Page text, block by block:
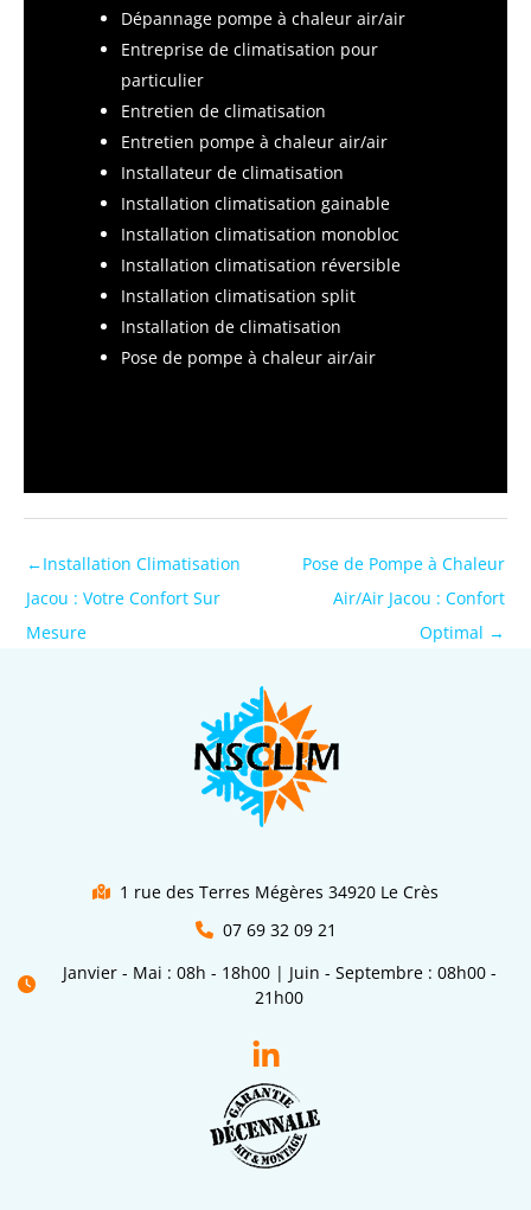
Dépannage pompe à chaleur air/air
Entreprise de climatisation pour
particulier
Entretien de climatisation
Entretien pompe à chaleur air/air
Installateur de climatisation
Installation climatisation gainable
Installation climatisation monobloc
Installation climatisation réversible
Installation climatisation split
Installation de climatisation
Pose de pompe à chaleur air/air
←Installation Climatisation
Jacou : Votre Confort Sur
Mesure
Pose de Pompe à Chaleur
Air/Air Jacou : Confort
Optimal →
1 rue des Terres Mégères 34920 Le Crès
07 69 32 09 21
Janvier - Mai : 08h - 18h00 | Juin - Septembre : 08h00 -
21h00